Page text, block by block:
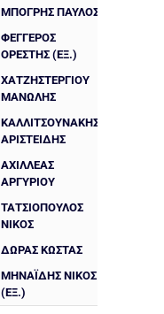
ΜΠΌΓΡΗΣ ΠΑΎΛΟΣ
ΦΕΓΓΕΡΌΣ
ΟΡΈΣΤΗΣ (ΕΞ.)
ΧΑΤΖΗΣΤΕΡΓΊΟΥ
ΜΑΝΏΛΗΣ
ΚΑΛΛΙΤΣΟΥΝΆΚΗΣ
ΑΡΙΣΤΕΊΔΗΣ
ΑΧΙΛΛΕΑΣ
ΑΡΓΥΡΙΟΥ
ΤΑΤΣΙΌΠΟΥΛΟΣ
ΝΊΚΟΣ
ΔΩΡΑΣ ΚΩΣΤΑΣ
ΜΗΝΑΪΔΗΣ ΝΙΚΟΣ
(ΕΞ.)